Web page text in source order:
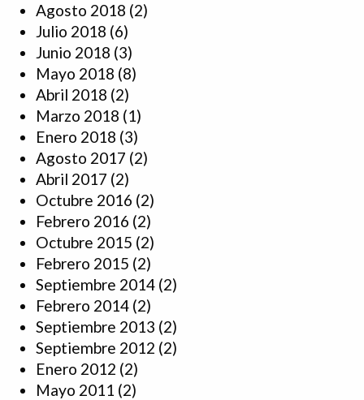
Agosto 2018 (2)
Julio 2018 (6)
Junio 2018 (3)
Mayo 2018 (8)
Abril 2018 (2)
Marzo 2018 (1)
Enero 2018 (3)
Agosto 2017 (2)
Abril 2017 (2)
Octubre 2016 (2)
Febrero 2016 (2)
Octubre 2015 (2)
Febrero 2015 (2)
Septiembre 2014 (2)
Febrero 2014 (2)
Septiembre 2013 (2)
Septiembre 2012 (2)
Enero 2012 (2)
Mayo 2011 (2)